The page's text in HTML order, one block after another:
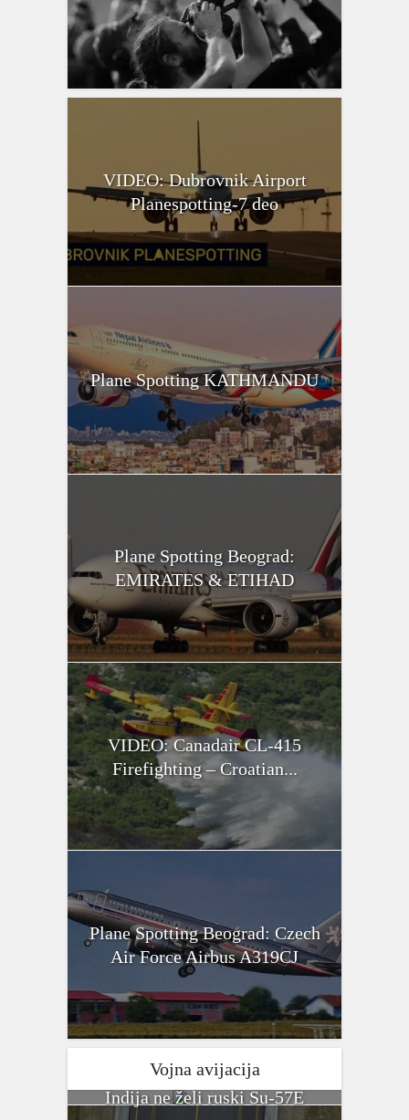
VIDEO: Dubrovnik Airport
Planespotting-7 deo
Plane Spotting KATHMANDU
Plane Spotting Beograd:
EMIRATES & ETIHAD
VIDEO: Canadair CL-415
Firefighting – Croatian...
Plane Spotting Beograd: Czech
Air Force Airbus A319CJ
Vojna avijacija
Indija ne želi ruski Su-57E